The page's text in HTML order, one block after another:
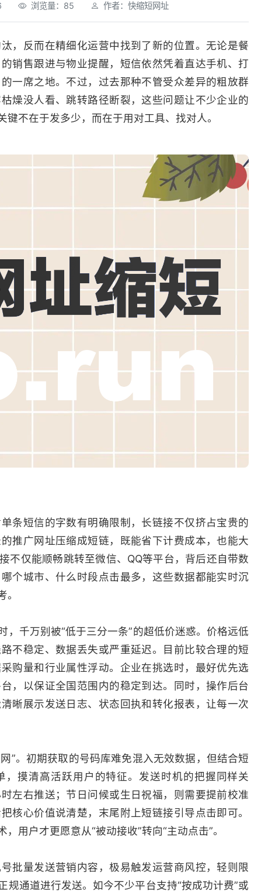
浏览量：85 作者：快缩短网址
，反而在精细化运营中找到了新的位置。无论是餐
销售跟进与物业提醒，短信依然凭着直达手机、打
一席之地。不过，过去那种不管受众差异的粗放群
燥没人看、跳转路径断裂，这些问题让不少企业的
不在于发多少，而在于用对工具、找对人。
条短信的字数有明确限制，长链接不仅挤占宝贵的
推广网址压缩成短链，既能省下计费成本，也能大
不仅能顺畅跳转至微信、QQ等平台，背后还自带数
个城市、什么时段点击最多，这些数据都能实时沉
，千万别被“低于三分一条”的超低价迷惑。价格远低
不稳定、数据丢失或严重延迟。目前比较合理的短
购量和行业属性浮动。企业在挑选时，最好优先选
，以保证全国范围内的稳定到达。同时，操作后台
晰展示发送日志、状态回执和转化报表，让每一次
”。初期获取的号码库难免混入无效数据，但结合短
摸清高活跃用户的特征。发送时机的把握同样关
左右推送；节日问候或生日祝福，则需要提前校准
核心价值说清楚，末尾附上短链接引导点击即可。
用户才更愿意从“被动接收”转向“主动点击”。
批量发送营销内容，极易触发运营商风控，轻则限
规通道进行发送。如今不少平台支持“按成功计费”或